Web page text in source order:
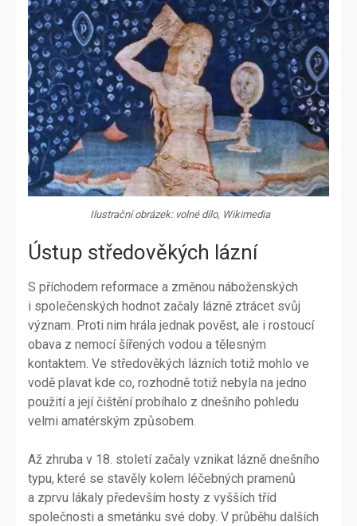
Ilustrační obrázek: volné dílo, Wikimedia
Ústup středověkých lázní
S příchodem reformace a změnou náboženských
i společenských hodnot začaly lázně ztrácet svůj
význam. Proti nim hrála jednak pověst, ale i rostoucí
obava z nemocí šířených vodou a tělesným
kontaktem. Ve středověkých lázních totiž mohlo ve
vodě plavat kde co, rozhodně totiž nebyla na jedno
použití a její čištění probíhalo z dnešního pohledu
velmi amatérským způsobem.
Až zhruba v 18. století začaly vznikat lázně dnešního
typu, které se stavěly kolem léčebných pramenů
a zprvu lákaly především hosty z vyšších tříd
společnosti a smetánku své doby. V průběhu dalších